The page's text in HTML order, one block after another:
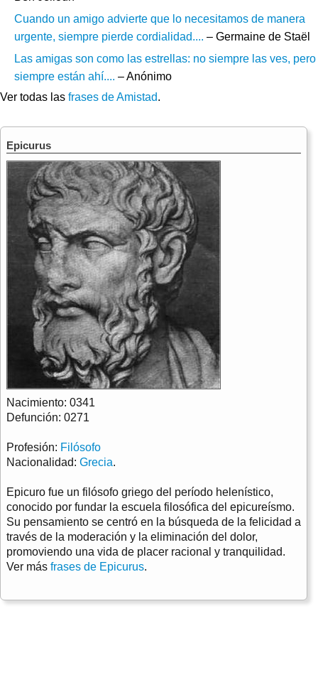
Cuando un amigo advierte que lo necesitamos de manera
urgente, siempre pierde cordialidad.... – Germaine de Staël
Las amigas son como las estrellas: no siempre las ves, pero
siempre están ahí.... – Anónimo
Ver todas las frases de Amistad.
Epicurus
Nacimiento: 0341
Defunción: 0271
Profesión: Filósofo
Nacionalidad: Grecia.
Epicuro fue un filósofo griego del período helenístico,
conocido por fundar la escuela filosófica del epicureísmo.
Su pensamiento se centró en la búsqueda de la felicidad a
través de la moderación y la eliminación del dolor,
promoviendo una vida de placer racional y tranquilidad.
Ver más frases de Epicurus.